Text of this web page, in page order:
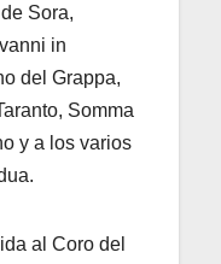
Sora,
in
del Grappa,
Somma
y a los varios
al Coro del